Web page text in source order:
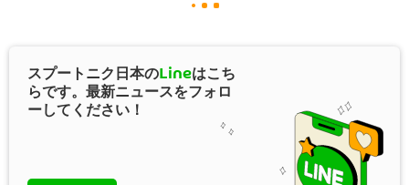
スプートニク日本のLineはこち
らです。最新ニュースをフォロ
ーしてください！